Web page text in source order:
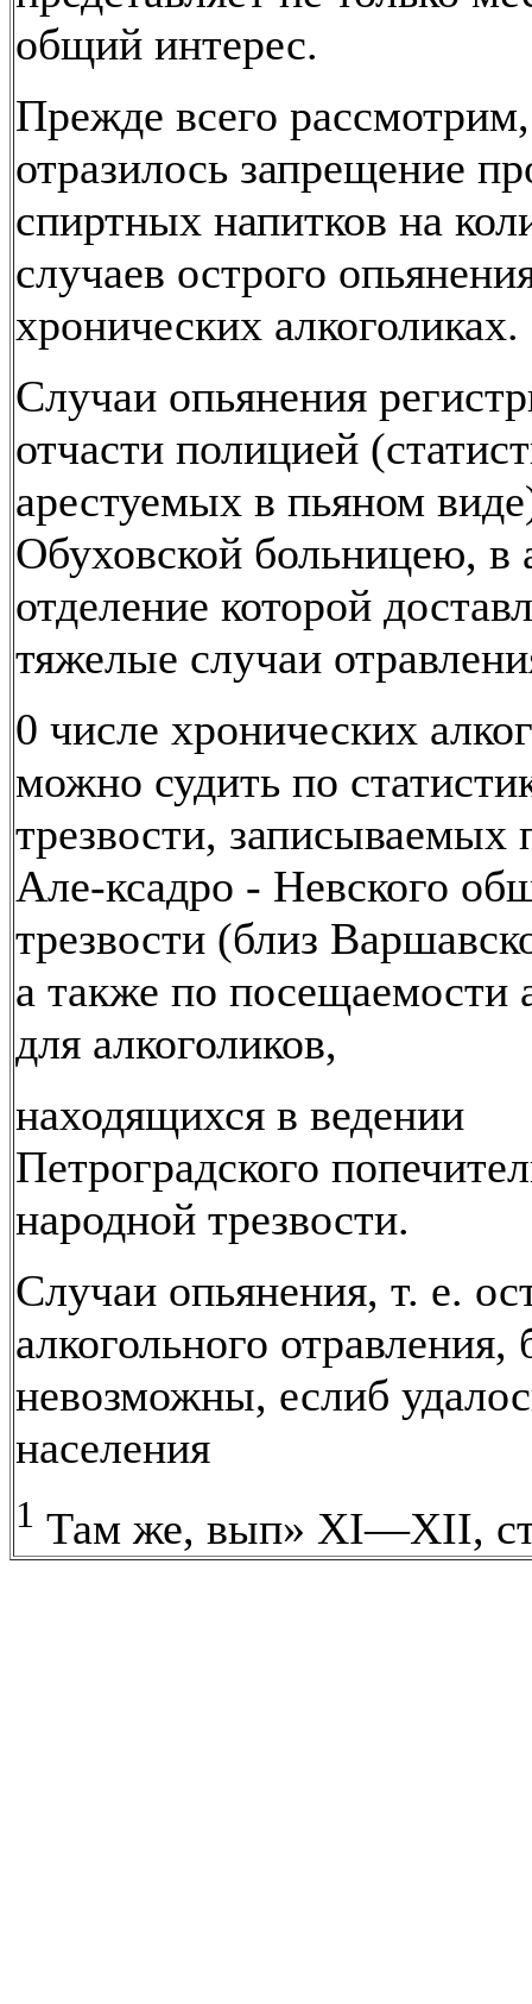
общий интерес.
Прежде всего
отразилось запрещение
спиртных напитков на
случаев острого
хронических алкоголиках.
Случаи опьянения
отчасти полицией
арестуемых в пьяном
Обуховской больницею, в
отделение которой
тяжелые случаи
0 числе хронических
можно судить по
трезвости, записываемых
Але-ксадро - Невского
трезвости (близ
а также по посещаемости
для алкоголиков,
находящихся в ведении
Петроградского
народной трезвости.
Случаи опьянения, т. е.
алкогольного
невозможны, еслиб
населения
1 Там же, вып» XI—XII,